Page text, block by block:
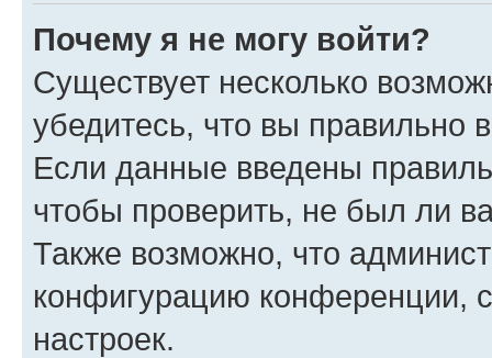
Почему я не могу войти?
Существует несколько
убедитесь, что вы правильно
Если данные введены
чтобы проверить, не был ли
Также возможно, что
конфигурацию конференции,
настроек.